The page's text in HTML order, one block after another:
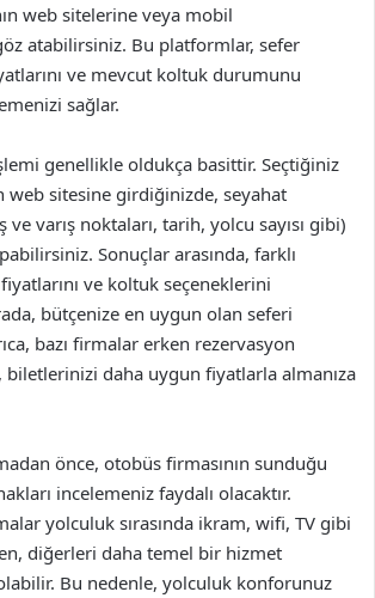
web sitelerine veya mobil
atabilirsiniz. Bu platformlar, sefer
ve mevcut koltuk durumunu
sağlar.
genellikle oldukça basittir. Seçtiğiniz
web sitesine girdiğinizde, seyahat
varış noktaları, tarih, yolcu sayısı gibi)
Sonuçlar arasında, farklı
ve koltuk seçeneklerini
bütçenize en uygun olan seferi
bazı firmalar erken rezervasyon
biletlerinizi daha uygun fiyatlarla almanıza
önce, otobüs firmasının sunduğu
incelemeniz faydalı olacaktır.
yolculuk sırasında ikram, wifi, TV gibi
diğerleri daha temel bir hizmet
Bu nedenle, yolculuk konforunuz